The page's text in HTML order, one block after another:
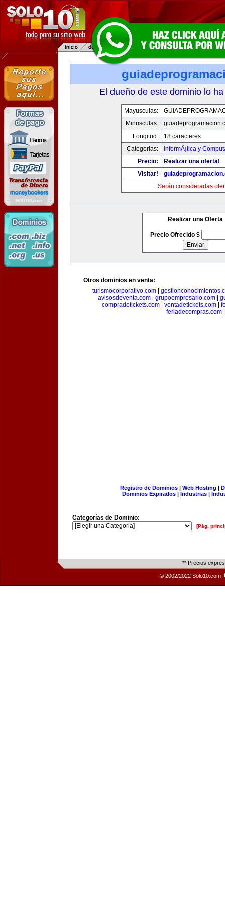
El dueño de este dominio lo
Mayusculas:
Minusculas:
Longitud:
18 caracteres
Categorias:
InformÃ¡tica y
Precio:
Realizar una oferta!
Visitar!
Serán consideradas
Realizar una Oferta
Precio Ofrecido $
Otros dominios en venta:
turismocorporativo.com
avisosdeventa.com| grupoempresario.com|
compradetickets.com| ventadetickets.com|
feriadecompras.com|
Registro de Dominios| Web Hosting |
Dominios Expirados | Industrias |
Categorías de Dominio:
[Pág.
** Precios
© 2002/2022 Solo10.com